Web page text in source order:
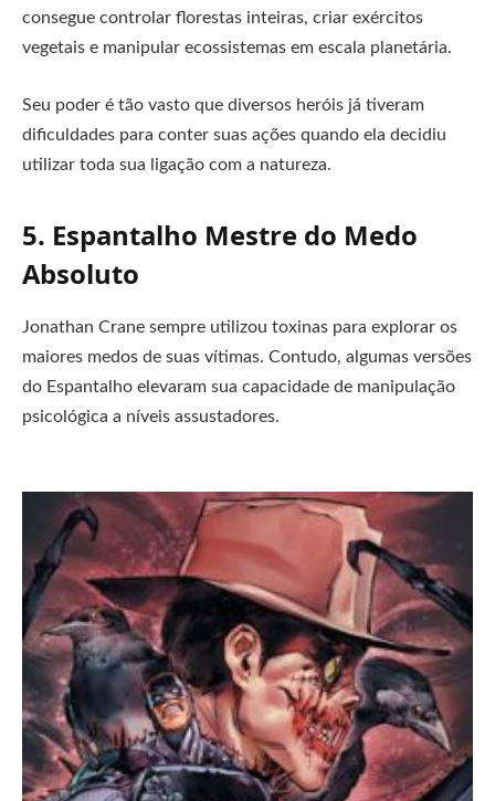
consegue controlar florestas inteiras, criar exércitos
vegetais e manipular ecossistemas em escala planetária.
Seu poder é tão vasto que diversos heróis já tiveram
dificuldades para conter suas ações quando ela decidiu
utilizar toda sua ligação com a natureza.
5. Espantalho Mestre do Medo
Absoluto
Jonathan Crane sempre utilizou toxinas para explorar os
maiores medos de suas vítimas. Contudo, algumas versões
do Espantalho elevaram sua capacidade de manipulação
psicológica a níveis assustadores.